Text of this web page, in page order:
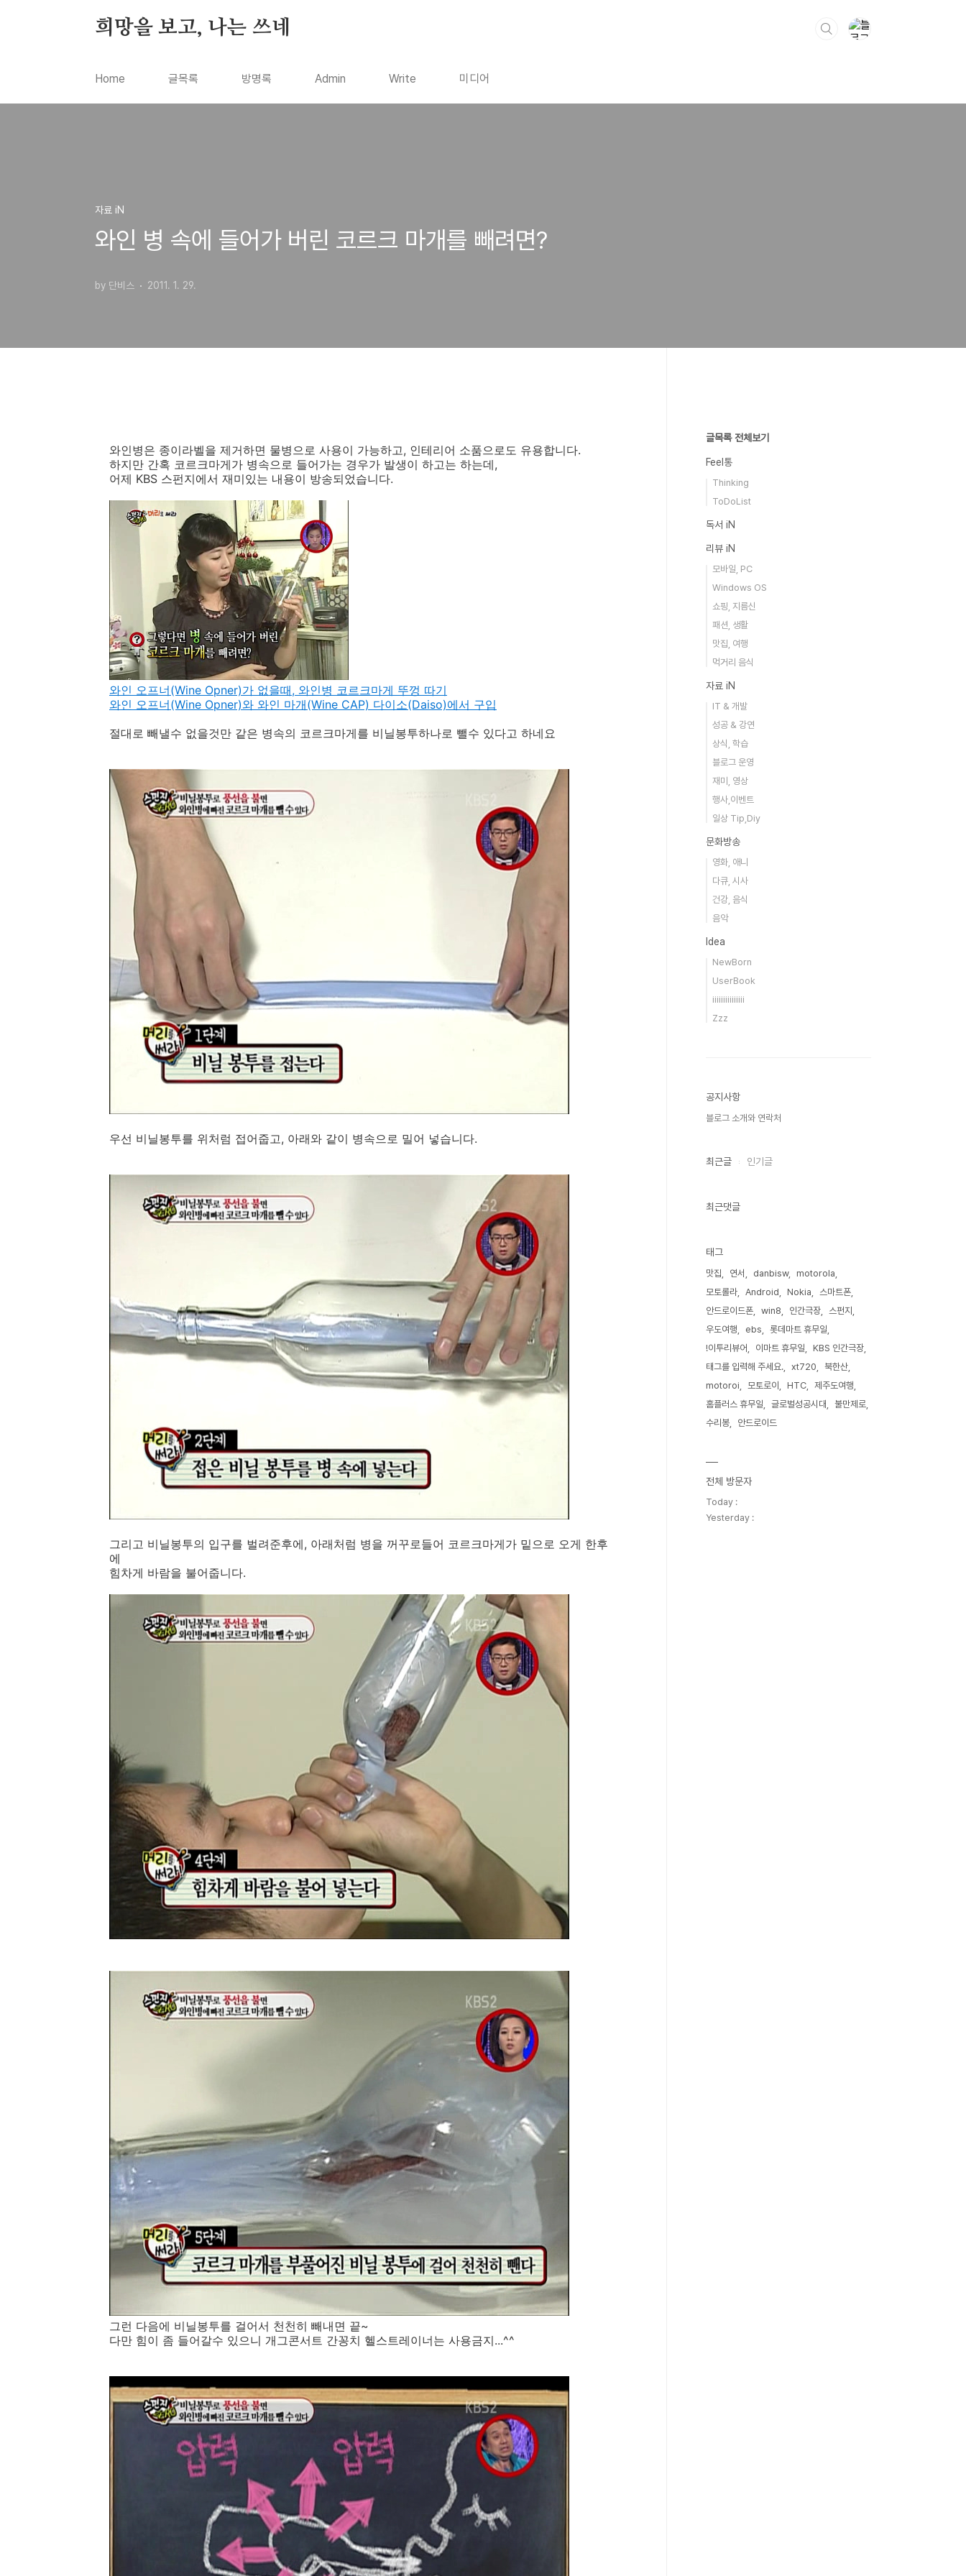
희망을 보고, 나는 쓰네
Home 글목록 방명록 Admin Write 미디어
자료 iN
와인 병 속에 들어가 버린 코르크 마개를 빼려면?
by 단비스 2011. 1. 29.
와인병은 종이라벨을 제거하면 물병으로 사용이 가능하고, 인테리어 소품으로도 유용합니다.
하지만 간혹 코르크마게가 병속으로 들어가는 경우가 발생이 하고는 하는데,
어제 KBS 스펀지에서 재미있는 내용이 방송되었습니다.
와인 오프너(Wine Opner)가 없을때, 와인병 코르크마게 뚜껑 따기
와인 오프너(Wine Opner)와 와인 마개(Wine CAP) 다이소(Daiso)에서 구입
절대로 빼낼수 없을것만 같은 병속의 코르크마게를 비닐봉투하나로 뺄수 있다고 하네요
우선 비닐봉투를 위처럼 접어줍고, 아래와 같이 병속으로 밀어 넣습니다.
그리고 비닐봉투의 입구를 벌려준후에, 아래처럼 병을 꺼꾸로들어 코르크마게가 밑으로 오게 한후
에
힘차게 바람을 불어줍니다.
그런 다음에 비닐봉투를 걸어서 천천히 빼내면 끝~
다만 힘이 좀 들어갈수 있으니 개그콘서트 간꽁치 헬스트레이너는 사용금지...^^
글목록 전체보기
Feel통
Thinking
ToDoList
독서 iN
리뷰 iN
모바일, PC
Windows OS
쇼핑, 지름신
패션, 생활
맛집, 여행
먹거리 음식
자료 iN
IT & 개발
성공 & 강연
상식, 학습
블로그 운영
재미, 영상
행사,이벤트
일상 Tip,Diy
문화방송
영화, 애니
다큐, 시사
건강, 음식
음악
Idea
NewBorn
UserBook
iiiiiiiiiiiiiii
Zzz
공지사항
블로그 소개와 연락처
최근글 인기글
최근댓글
태그
맛집 연서 danbisw
motorola
모토롤라
Android Nokia
스마트폰
안드로이드폰
win8 인간극장
스펀지
우도여행
ebs
롯데마트 휴무일
!이투리뷰어
이마트 휴무일
KBS 인간극장
태그를 입력해 주세요.
xt720
북한산
motoroi
모토로이 HTC
제주도여행
홈플러스 휴무일
글로벌성공시대
불만제로
수리봉
안드로이드
전체 방문자
Today :
Yesterday :